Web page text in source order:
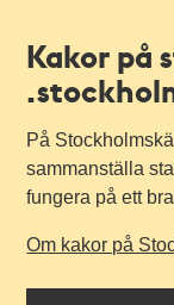
Kakor på
På
sammanställa
fungera på ett
Om kakor på